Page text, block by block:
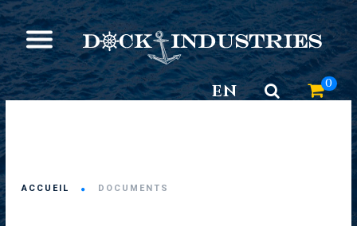
EN 0
ACCUEIL DOCUMENTS